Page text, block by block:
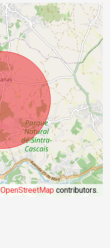
OpenStreetMap contributors.